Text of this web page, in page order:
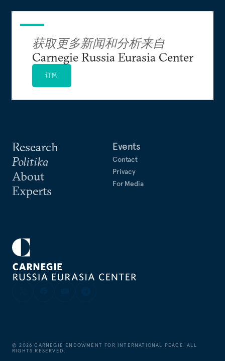
Research
Politika
About
Experts
Events
Contact
Privacy
For Media
获取更多新闻和分析来自
Carnegie Russia Eurasia Center
订阅
©2026 CARNEGIE ENDOWMENT FOR INTERNATIONAL PEACE. ALL
RIGHTS RESERVED.